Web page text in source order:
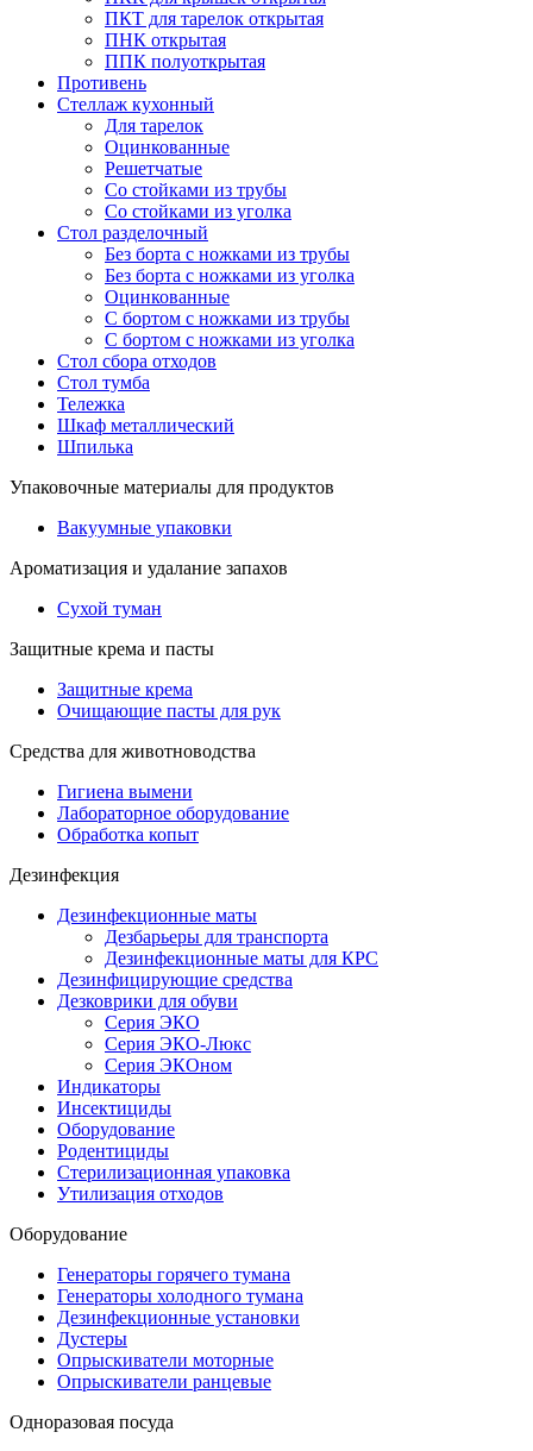
ПКТ для тарелок открытая
ПНК открытая
ППК полуоткрытая
Противень
Стеллаж кухонный
Для тарелок
Оцинкованные
Решетчатые
Со стойками из трубы
Со стойками из уголка
Стол разделочный
Без борта с ножками из трубы
Без борта с ножками из уголка
Оцинкованные
С бортом с ножками из трубы
С бортом с ножками из уголка
Стол сбора отходов
Стол тумба
Тележка
Шкаф металлический
Шпилька
Упаковочные материалы для продуктов
Вакуумные упаковки
Ароматизация и удалание запахов
Сухой туман
Защитные крема и пасты
Защитные крема
Очищающие пасты для рук
Средства для животноводства
Гигиена вымени
Лабораторное оборудование
Обработка копыт
Дезинфекция
Дезинфекционные маты
Дезбарьеры для транспорта
Дезинфекционные маты для КРС
Дезинфицирующие средства
Дезковрики для обуви
Серия ЭКО
Серия ЭКО-Люкс
Серия ЭКОном
Индикаторы
Инсектициды
Оборудование
Родентициды
Стерилизационная упаковка
Утилизация отходов
Оборудование
Генераторы горячего тумана
Генераторы холодного тумана
Дезинфекционные установки
Дустеры
Опрыскиватели моторные
Опрыскиватели ранцевые
Одноразовая посуда